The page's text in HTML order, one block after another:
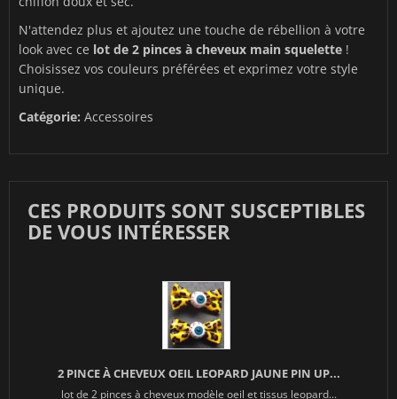
N'attendez plus et ajoutez une touche de rébellion à votre
look avec ce lot de 2 pinces à cheveux main squelette !
Choisissez vos couleurs préférées et exprimez votre style
unique.
Catégorie: Accessoires
CES PRODUITS SONT SUSCEPTIBLES
DE VOUS INTÉRESSER
2 PINCE À CHEVEUX OEIL LEOPARD JAUNE PIN UP...
lot de 2 pinces à cheveux modèle oeil et tissus leopard...